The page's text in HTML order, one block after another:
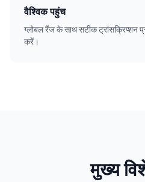
वैश्विक पहुंच
ग्लोबल रैंज के साथ सटीक ट्रांसक्रिप्शन
करें।
मुख्य